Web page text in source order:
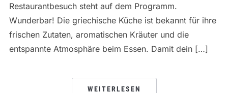
Restaurantbesuch steht auf dem Programm.
Wunderbar! Die griechische Küche ist bekannt für ihre
frischen Zutaten, aromatischen Kräuter und die
entspannte Atmosphäre beim Essen. Damit dein […]
WEITERLESEN